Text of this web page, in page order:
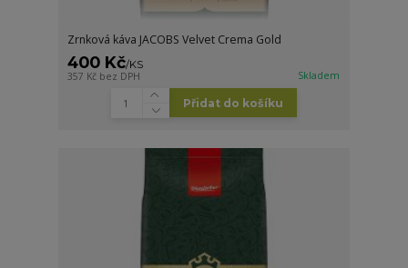
Zrnková káva JACOBS Velvet Crema Gold
400 Kč/KS
357 Kč bez DPH Skladem
Přidat do košíku